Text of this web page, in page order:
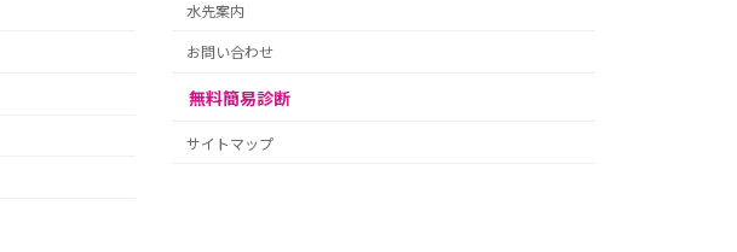
水先案内
お問い合わせ
無料簡易診断
サイトマップ